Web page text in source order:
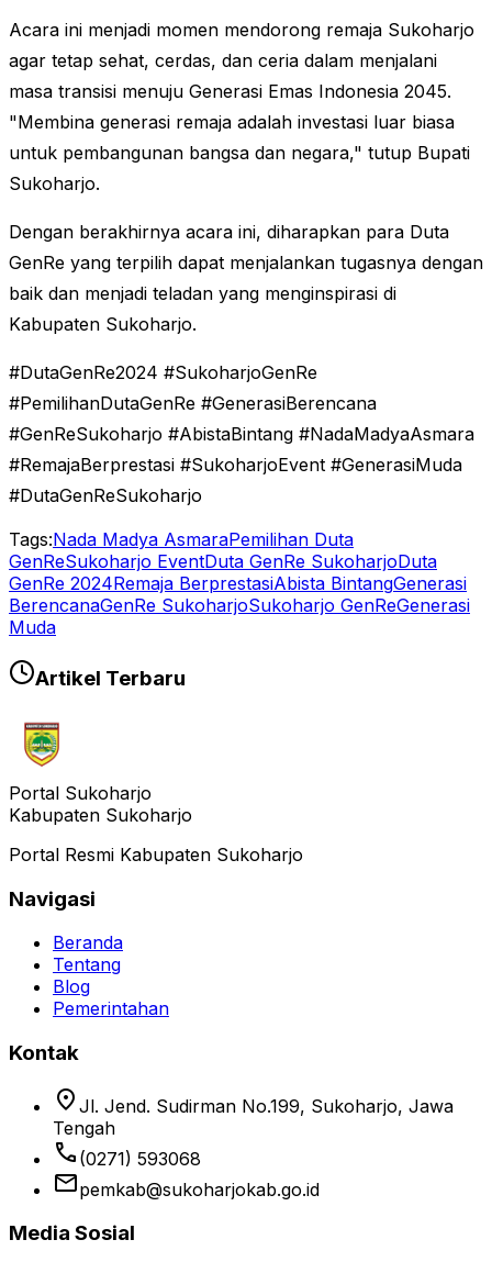
Acara ini menjadi momen mendorong remaja Sukoharjo
agar tetap sehat, cerdas, dan ceria dalam menjalani
masa transisi menuju Generasi Emas Indonesia 2045.
"Membina generasi remaja adalah investasi luar biasa
untuk pembangunan bangsa dan negara," tutup Bupati
Sukoharjo.
Dengan berakhirnya acara ini, diharapkan para Duta
GenRe yang terpilih dapat menjalankan tugasnya dengan
baik dan menjadi teladan yang menginspirasi di
Kabupaten Sukoharjo.
#DutaGenRe2024 #SukoharjoGenRe
#PemilihanDutaGenRe #GenerasiBerencana
#GenReSukoharjo #AbistaBintang #NadaMadyaAsmara
#RemajaBerprestasi #SukoharjoEvent #GenerasiMuda
#DutaGenReSukoharjo
Tags:Nada Madya AsmaraPemilihan Duta
GenReSukoharjo EventDuta GenRe SukoharjoDuta
GenRe 2024Remaja BerprestasiAbista BintangGenerasi
BerencanaGenRe SukoharjoSukoharjo GenReGenerasi
Muda
Artikel Terbaru
Portal Sukoharjo
Kabupaten Sukoharjo
Portal Resmi Kabupaten Sukoharjo
Navigasi
Beranda
Tentang
Blog
Pemerintahan
Kontak
location_on Jl. Jend. Sudirman No.199, Sukoharjo, Jawa
Tengah
phone (0271) 593068
emailpemkab@sukoharjokab.go.id
Media Sosial